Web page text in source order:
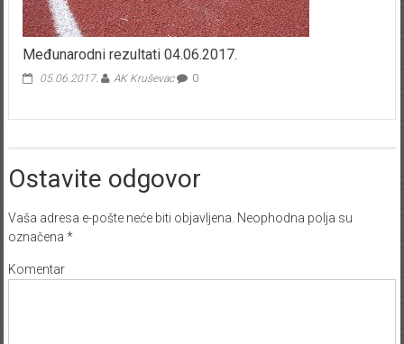
Međunarodni rezultati 04.06.2017.
05.06.2017. AK Kruševac 0
Ostavite odgovor
Vaša adresa e-pošte neće biti objavljena. Neophodna polja su
označena *
Komentar